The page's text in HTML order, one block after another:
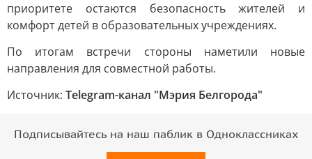
приоритете остаются безопасность жителей и
комфорт детей в образовательных учреждениях.
По итогам встречи стороны наметили новые
направления для совместной работы.
Источник: Telegram-канал "Мэрия Белгорода"
Подписывайтесь на наш паблик в Одноклассниках